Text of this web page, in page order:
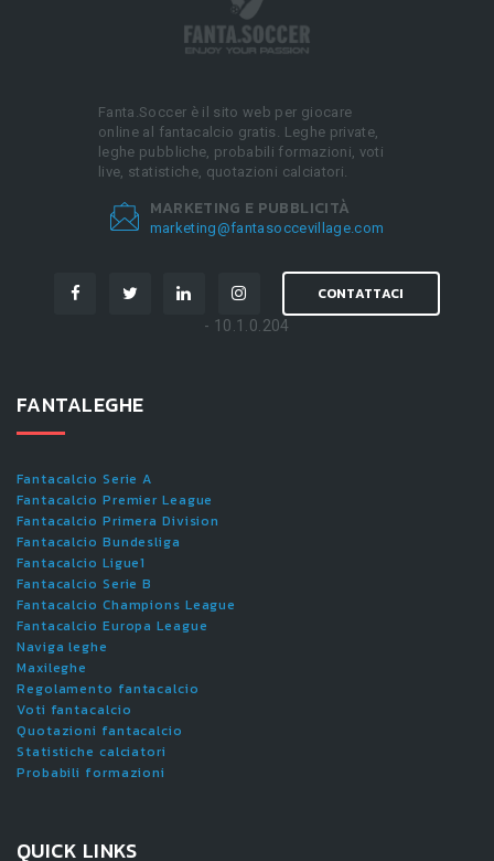
Fanta.Soccer è il sito web per giocare
online al fantacalcio gratis. Leghe private,
leghe pubbliche, probabili formazioni, voti
live, statistiche, quotazioni calciatori.
MARKETING E PUBBLICITÀ
marketing@fantasoccevillage.com
CONTATTACI
- 10.1.0.204
FANTALEGHE
Fantacalcio Serie A
Fantacalcio Premier League
Fantacalcio Primera Division
Fantacalcio Bundesliga
Fantacalcio Ligue1
Fantacalcio Serie B
Fantacalcio Champions League
Fantacalcio Europa League
Naviga leghe
Maxileghe
Regolamento fantacalcio
Voti fantacalcio
Quotazioni fantacalcio
Statistiche calciatori
Probabili formazioni
QUICK LINKS